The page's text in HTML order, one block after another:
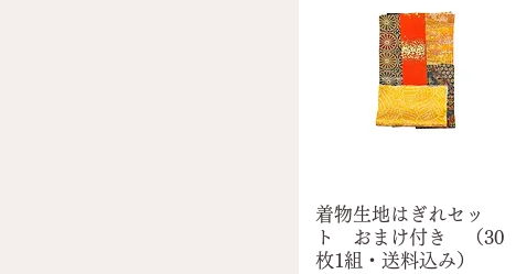
着物生地はぎれセッ
ト おまけ付き （30
枚1組・送料込み）